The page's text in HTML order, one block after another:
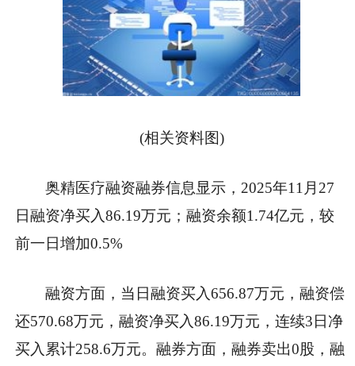
(相关资料图)
奥精医疗融资融券信息显示，2025年11月27
日融资净买入86.19万元；融资余额1.74亿元，较
前一日增加0.5%
融资方面，当日融资买入656.87万元，融资偿
还570.68万元，融资净买入86.19万元，连续3日净
买入累计258.6万元。融券方面，融券卖出0股，融